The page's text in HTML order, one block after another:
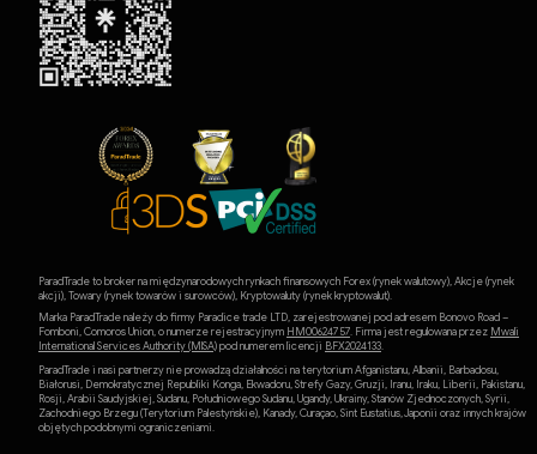
ParadTrade to broker na międzynarodowych rynkach finansowych Forex (rynek walutowy), Akcje (rynek
akcji), Towary (rynek towarów i surowców), Kryptowaluty (rynek kryptowalut).
Marka ParadTrade należy do firmy Paradice trade LTD, zarejestrowanej pod adresem Bonovo Road –
Fomboni, Comoros Union, o numerze rejestracyjnym HM00624757. Firma jest regulowana przez Mwali
International Services Authority (MlSA)pod numerem licencji BFX2024133.
ParadTrade i nasi partnerzy nie prowadzą działalności na terytorium Afganistanu, Albanii, Barbadosu,
Białorusi, Demokratycznej Republiki Konga, Ekwadoru, Strefy Gazy, Gruzji, Iranu, Iraku, Liberii, Pakistanu,
Rosji, Arabii Saudyjskiej, Sudanu, Południowego Sudanu, Ugandy, Ukrainy, Stanów Zjednoczonych, Syrii,
Zachodniego Brzegu (Terytorium Palestyńskie), Kanady, Curaçao, Sint Eustatius, Japonii oraz innych krajów
objętych podobnymi ograniczeniami.